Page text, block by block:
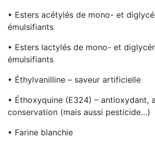
• Esters acétylés de mono- et
émulsifiants
• Esters lactylés de mono- et
émulsifiants
• Éthylvanilline – saveur artificielle
• Éthoxyquine (E324) – antioxydant,
conservation (mais aussi pesticide…)
• Farine blanchie